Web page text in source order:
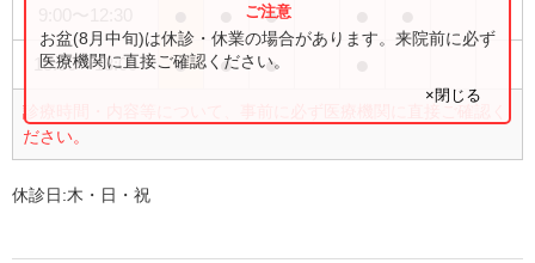
●
15:00〜18:00 ● ● ●
診療時間・内容等について、事前に必ず医療機関に直接ご確認く
ださい。
お盆(8月中旬)は休診・休業の場合があります。来院前に必ず
医療機関に直接ご確認ください。
×閉じる
休診日:木・日・祝